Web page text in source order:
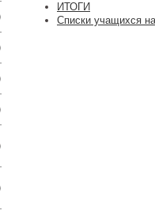
ИТОГИ
Списки учащихся